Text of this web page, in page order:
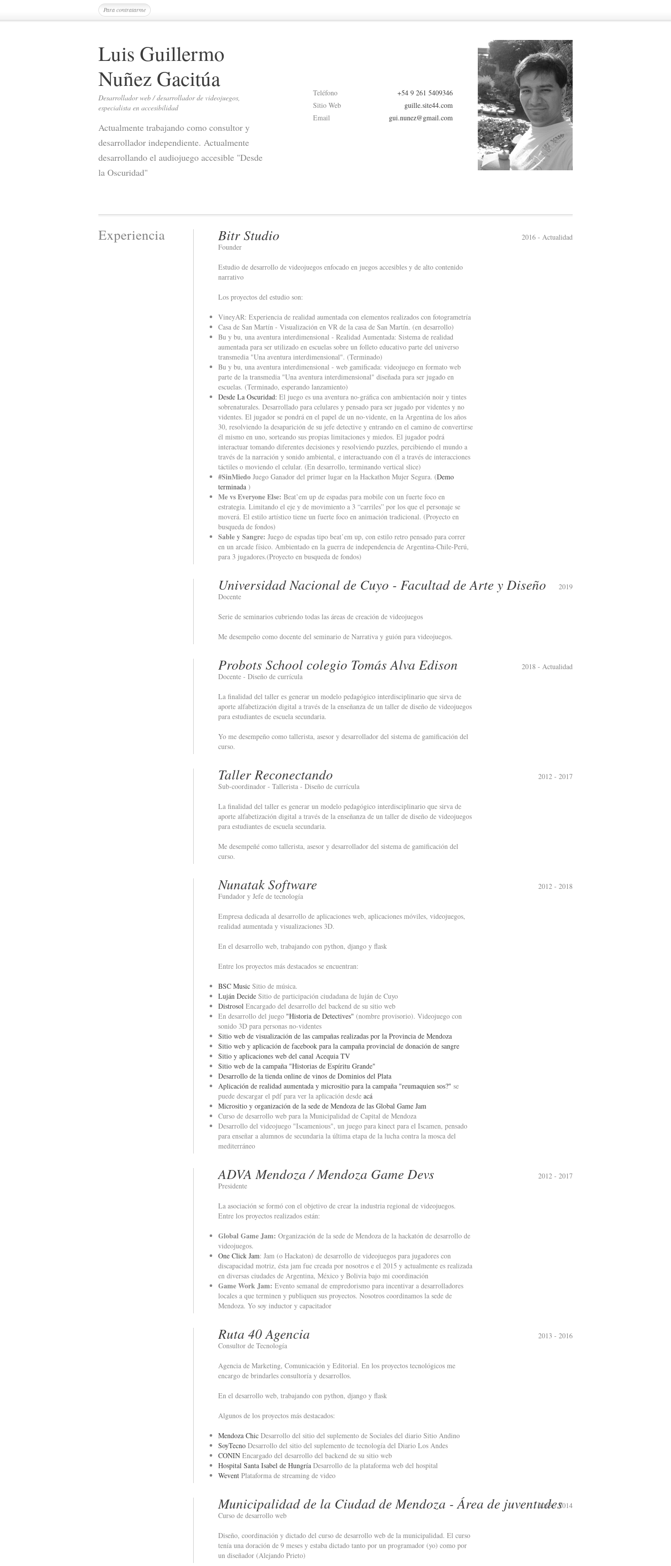
Para contratarme
Luis Guillermo
Nuñez Gacitúa
Desarrollador web / desarrollador de videojuegos,
especialista en accesibilidad
Actualmente trabajando como consultor y
desarrollador independiente. Actualmente
desarrollando el audiojuego accesible "Desde
la Oscuridad"
Teléfono
+54 9 261 5409346
Sitio Web
guille.site44.com
Email
gui.nunez@gmail.com
Experiencia Bitr Studio
Founder
2016 - Actualidad
Estudio de desarrollo de videojuegos enfocado en juegos accesibles y de alto contenido
narrativo
Los proyectos del estudio son:
VineyAR: Experiencia de realidad aumentada con elementos realizados con fotogrametría
Casa de San Martín - Visualización en VR de la casa de San Martín. (en desarrollo)
Bu y bu, una aventura interdimensional - Realidad Aumentada: Sistema de realidad
aumentada para ser utilizado en escuelas sobre un folleto educativo parte del universo
transmedia "Una aventura interdimensional". (Terminado)
Bu y bu, una aventura interdimensional - web gamificada: videojuego en formato web
parte de la transmedia "Una aventura interdimensional" diseñada para ser jugado en
escuelas. (Terminado, esperando lanzamiento)
Desde La Oscuridad: El juego es una aventura no-gráfica con ambientación noir y tintes
sobrenaturales. Desarrollado para celulares y pensado para ser jugado por videntes y no
videntes. El jugador se pondrá en el papel de un no-vidente, en la Argentina de los años
30, resolviendo la desaparición de su jefe detective y entrando en el camino de convertirse
él mismo en uno, sorteando sus propias limitaciones y miedos. El jugador podrá
interactuar tomando diferentes decisiones y resolviendo puzzles, percibiendo el mundo a
través de la narración y sonido ambiental, e interactuando con él a través de interacciones
táctiles o moviendo el celular. (En desarrollo, terminando vertical slice)
#SinMiedo Juego Ganador del primer lugar en la Hackathon Mujer Segura. (Demo
terminada )
Me vs Everyone Else: Beat’em up de espadas para mobile con un fuerte foco en
estrategia. Limitando el eje y de movimiento a 3 “carriles” por los que el personaje se
moverá. El estilo artístico tiene un fuerte foco en animación tradicional. (Proyecto en
busqueda de fondos)
Sable y Sangre: Juego de espadas tipo beat’em up, con estilo retro pensado para correr
en un arcade físico. Ambientado en la guerra de independencia de Argentina-Chile-Perú,
para 3 jugadores.(Proyecto en busqueda de fondos)
Universidad Nacional de Cuyo - Facultad de Arte y Diseño
Docente
2019
Serie de seminarios cubriendo todas las áreas de creación de videojuegos
Me desempeño como docente del seminario de Narrativa y guión para videojuegos.
Probots School colegio Tomás Alva Edison
Docente - Diseño de currícula
2018 - Actualidad
La finalidad del taller es generar un modelo pedagógico interdisciplinario que sirva de
aporte alfabetización digital a través de la enseñanza de un taller de diseño de videojuegos
para estudiantes de escuela secundaria.
Yo me desempeño como tallerista, asesor y desarrollador del sistema de gamificación del
curso.
Taller Reconectando
Sub-coordinador - Tallerista - Diseño de currícula
2012 - 2017
La finalidad del taller es generar un modelo pedagógico interdisciplinario que sirva de
aporte alfabetización digital a través de la enseñanza de un taller de diseño de videojuegos
para estudiantes de escuela secundaria.
Me desempeñé como tallerista, asesor y desarrollador del sistema de gamificación del
curso.
Nunatak Software
Fundador y Jefe de tecnología
2012 - 2018
Empresa dedicada al desarrollo de aplicaciones web, aplicaciones móviles, videojuegos,
realidad aumentada y visualizaciones 3D.
En el desarrollo web, trabajando con python, django y flask
Entre los proyectos más destacados se encuentran:
BSC Music Sitio de música.
Luján Decide Sitio de participación ciudadana de luján de Cuyo
Distrosol Encargado del desarrollo del backend de su sitio web
En desarrollo del juego "Historia de Detectives" (nombre provisorio). Videojuego con
sonido 3D para personas no-videntes
Sitio web de visualización de las campañas realizadas por la Provincia de Mendoza
Sitio web y aplicación de facebook para la campaña provincial de donación de sangre
Sitio y aplicaciones web del canal Acequia TV
Sitio web de la campaña "Historias de Espíritu Grande"
Desarrollo de la tienda online de vinos de Dominios del Plata
Aplicación de realidad aumentada y micrositio para la campaña "reumaquien sos?" se
puede descargar el pdf para ver la aplicación desde acá
Micrositio y organización de la sede de Mendoza de las Global Game Jam
Curso de desarrollo web para la Municipalidad de Capital de Mendoza
Desarrollo del videojuego "Iscamenious", un juego para kinect para el Iscamen, pensado
para enseñar a alumnos de secundaria la última etapa de la lucha contra la mosca del
mediterráneo
ADVA Mendoza / Mendoza Game Devs
Presidente
2012 - 2017
La asociación se formó con el objetivo de crear la industria regional de videojuegos.
Entre los proyectos realizados están:
Global Game Jam: Organización de la sede de Mendoza de la hackatón de desarrollo de
videojuegos.
One Click Jam: Jam (o Hackaton) de desarrollo de videojuegos para jugadores con
discapacidad motriz, ésta jam fue creada por nosotros e el 2015 y actualmente es realizada
en diversas ciudades de Argentina, México y Bolivia bajo mi coordinación
Game Work Jam: Evento semanal de empredorismo para incentivar a desarrolladores
locales a que terminen y publiquen sus proyectos. Nosotros coordinamos la sede de
Mendoza. Yo soy inductor y capacitador
Ruta 40 Agencia
Consultor de Tecnología
2013 - 2016
Agencia de Marketing, Comunicación y Editorial. En los proyectos tecnológicos me
encargo de brindarles consultoría y desarrollos.
En el desarrollo web, trabajando con python, django y flask
Algunos de los proyectos más destacados:
Mendoza Chic Desarrollo del sitio del suplemento de Sociales del diario Sitio Andino
SoyTecno Desarrollo del sitio del suplemento de tecnología del Diario Los Andes
CONIN Encargado del desarrollo del backend de su sitio web
Hospital Santa Isabel de Hungría Desarrollo de la plataforma web del hospital
Wevent Plataforma de streaming de video
Municipalidad de la Ciudad de Mendoza - Área de juventudes
Curso de desarrollo web
2013 - 2014
Diseño, coordinación y dictado del curso de desarrollo web de la municipalidad. El curso
tenía una doración de 9 meses y estaba dictado tanto por un programador (yo) como por
un diseñador (Alejando Prieto)